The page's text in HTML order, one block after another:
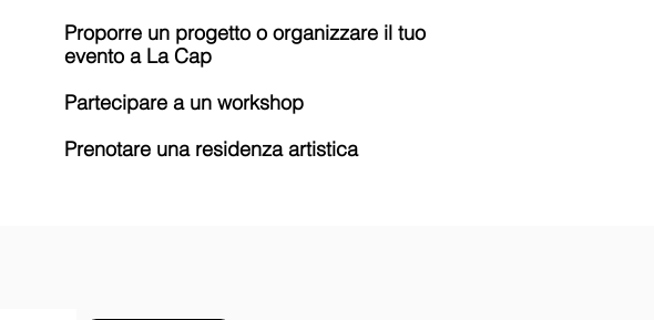
Proporre un progetto o organizzare il tuo
evento a La Cap
Partecipare a un workshop
Prenotare una residenza artistica